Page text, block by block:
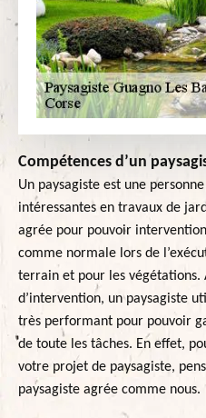
Compétences d’un
Un paysagiste est une
intéressantes en travaux de
agrée pour pouvoir
comme normale lors de
terrain et pour les
d’intervention, un paysagiste
très performant pour pouvoir
de toute les tâches. En effet,
votre projet de paysagiste,
paysagiste agrée comme nous.